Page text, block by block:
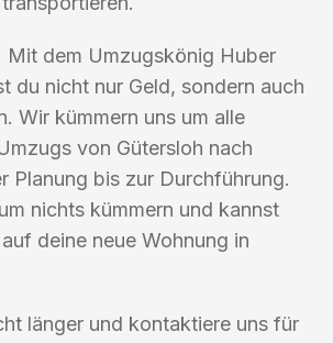
Mit dem Umzugskönig Huber
du nicht nur Geld, sondern auch
Wir kümmern uns um alle
von Gütersloh nach
Planung bis zur Durchführung.
nichts kümmern und kannst
deine neue Wohnung in
länger und kontaktiere uns für